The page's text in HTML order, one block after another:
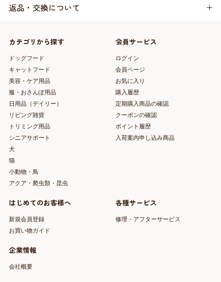
返品・交換について
カテゴリから探す
ドッグフード
キャットフード
美容・ケア用品
服・おさんぽ用品
日用品（デイリー）
リビング雑貨
トリミング用品
シニアサポート
犬
猫
小動物・鳥
アクア・爬虫類・昆虫
会員サービス
ログイン
会員ページ
お気に入り
購入履歴
定期購入商品の確認
クーポンの確認
ポイント履歴
入荷案内申し込み商品
はじめてのお客様へ
新規会員登録
お買い物ガイド
各種サービス
修理・アフターサービス
企業情報
会社概要